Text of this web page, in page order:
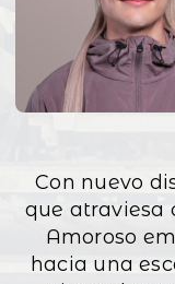
Con nuevo
que atraviesa
Amoroso
hacia una